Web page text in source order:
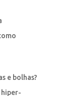
e bolhas?
hiper-